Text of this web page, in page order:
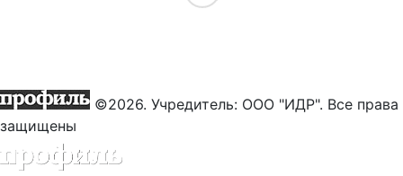
©2026. Учредитель: ООО "ИДР". Все права
защищены